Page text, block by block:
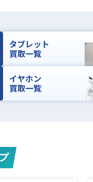
タブレット
買取一覧
イヤホン
買取一覧